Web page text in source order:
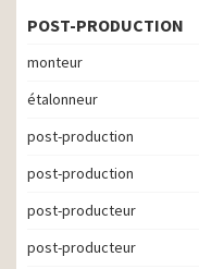
POST-PRODUCTION
monteur
étalonneur
post-production
post-production
post-producteur
post-producteur